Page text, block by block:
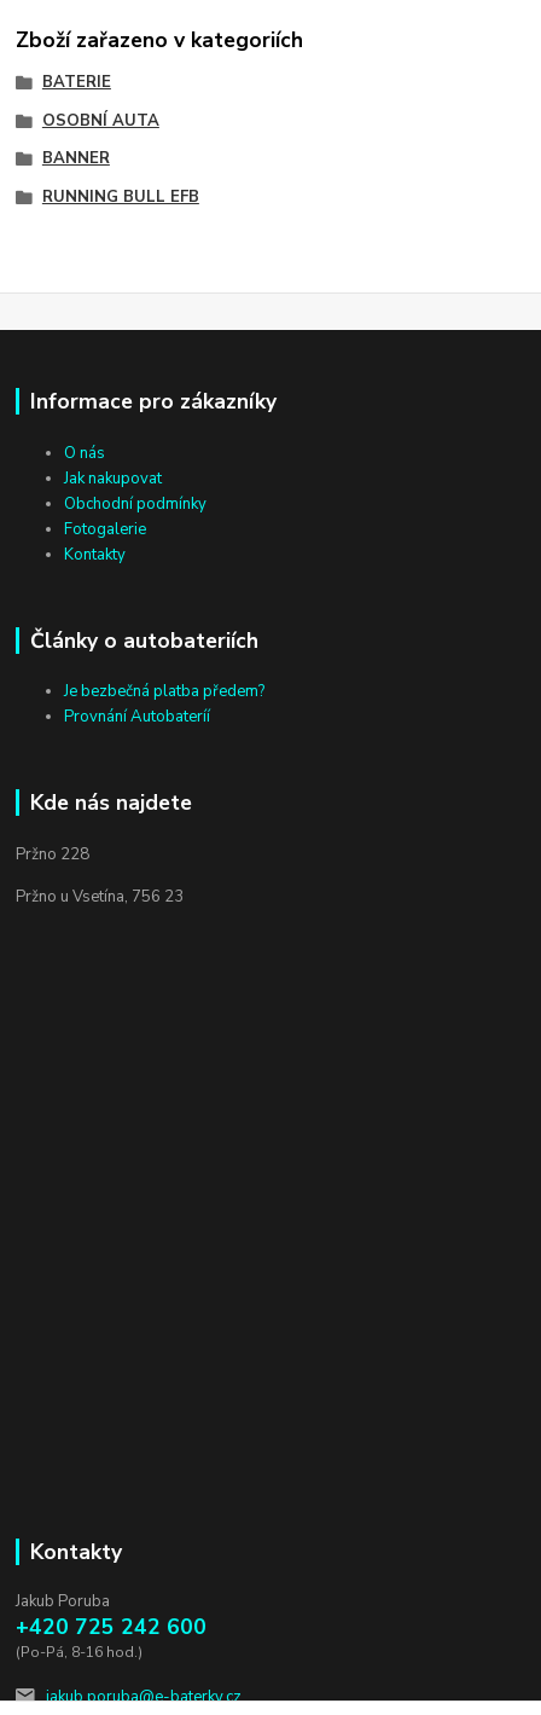
Zboží zařazeno v kategoriích
BATERIE
OSOBNÍ AUTA
BANNER
RUNNING BULL EFB
Informace pro zákazníky
O nás
Jak nakupovat
Obchodní podmínky
Fotogalerie
Kontakty
Články o autobateriích
Je bezbečná platba předem?
Provnání Autobateríí
Kde nás najdete
Pržno 228
Pržno u Vsetína, 756 23
Kontakty
Jakub Poruba
+420 725 242 600
(Po-Pá, 8-16 hod.)
jakub.poruba@e-baterky.cz